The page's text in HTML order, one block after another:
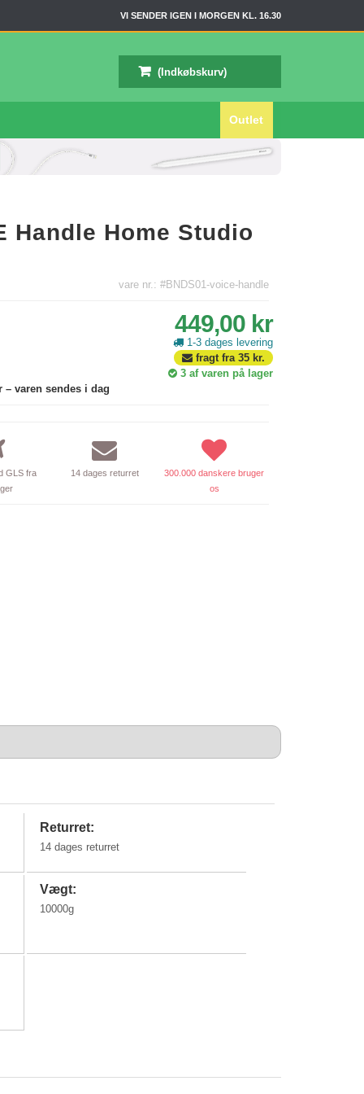
VI SENDER IGEN I MORGEN KL. 16.30
Outlet
(Indkøbskurv)
Handle Home Studio
vare nr.: #BNDS01-voice-handle
449,00 kr
1-3 dages levering
fragt fra 35 kr.
3 af varen på lager
– varen sendes i dag
GLS fra
14 dages returret
300.000 danskere bruger
os
Returret:
14 dages returret
Vægt:
10000g